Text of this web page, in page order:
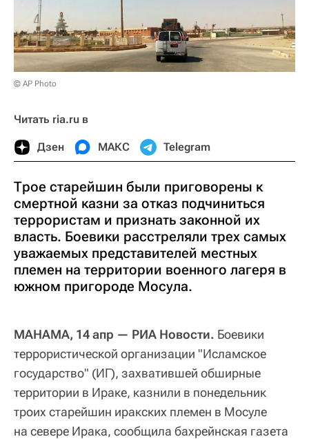
© AP Photo
Читать ria.ru в
Дзен МАКС Telegram
Трое старейшин были приговорены к
смертной казни за отказ подчиниться
террористам и признать законной их
власть. Боевики расстреляли трех самых
уважаемых представителей местных
племен на территории военного лагеря в
южном пригороде Мосула.
МАНАМА, 14 апр — РИА Новости. Боевики
террористической организации "Исламское
государство" (ИГ), захватившей обширные
территории в Ираке, казнили в понедельник
троих старейшин иракских племен в Мосуле
на севере Ирака, сообщила бахрейнская газета